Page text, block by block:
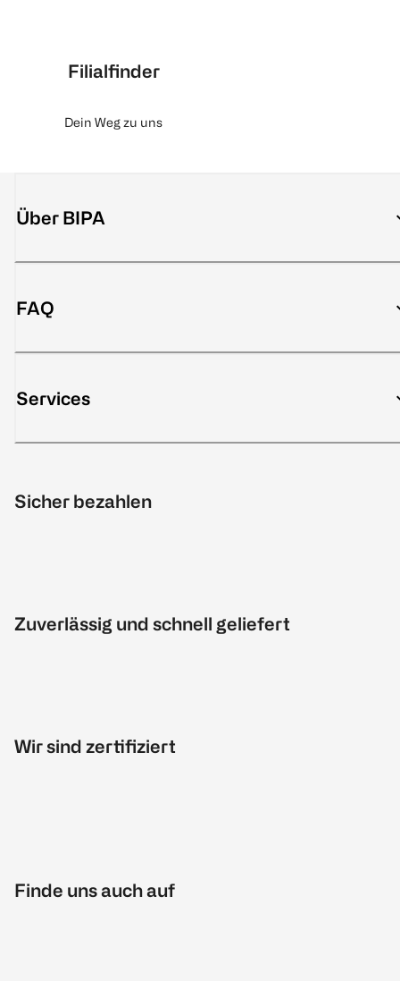
Filialfinder
Dein Weg zu uns
Über BIPA
FAQ
Services
Sicher bezahlen
Zuverlässig und schnell geliefert
Wir sind zertifiziert
Finde uns auch auf